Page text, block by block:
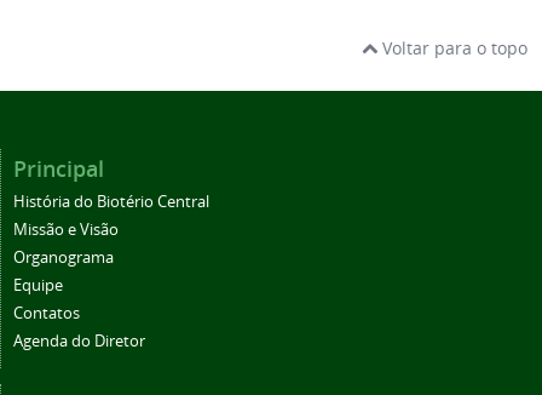
Voltar para o topo
Principal
História do Biotério Central
Missão e Visão
Organograma
Equipe
Contatos
Agenda do Diretor